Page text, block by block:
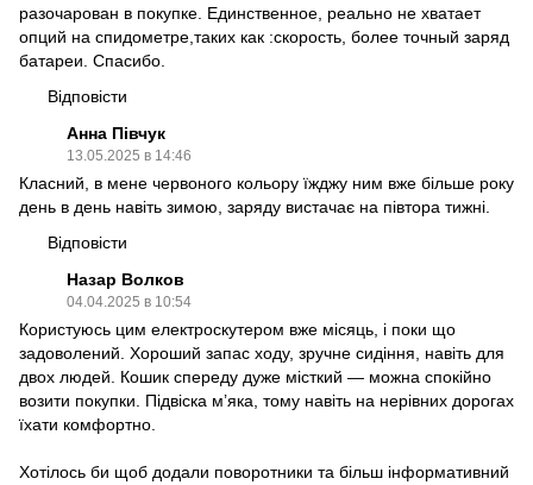
разочарован в покупке. Единственное, реально не хватает
опций на спидометре,таких как :скорость, более точный заряд
батареи. Спасибо.
Відповісти
Анна Півчук
13.05.2025 в 14:46
Класний, в мене червоного кольору їжджу ним вже більше року
день в день навіть зимою, заряду вистачає на півтора тижні.
Відповісти
Назар Волков
04.04.2025 в 10:54
Користуюсь цим електроскутером вже місяць, і поки що
задоволений. Хороший запас ходу, зручне сидіння, навіть для
двох людей. Кошик спереду дуже місткий — можна спокійно
возити покупки. Підвіска м’яка, тому навіть на нерівних дорогах
їхати комфортно.
Хотілось би щоб додали поворотники та більш інформативний